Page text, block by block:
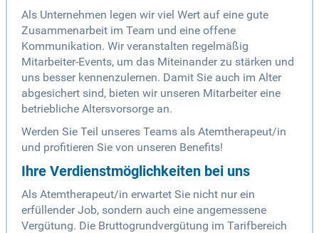
Als Unternehmen legen wir viel Wert auf eine gute
Zusammenarbeit im Team und eine offene
Kommunikation. Wir veranstalten regelmäßig
Mitarbeiter-Events, um das Miteinander zu stärken und
uns besser kennenzulernen. Damit Sie auch im Alter
abgesichert sind, bieten wir unseren Mitarbeiter eine
betriebliche Altersvorsorge an.
Werden Sie Teil unseres Teams als Atemtherapeut/in
und profitieren Sie von unseren Benefits!
Ihre Verdienstmöglichkeiten bei uns
Als Atemtherapeut/in erwartet Sie nicht nur ein
erfüllender Job, sondern auch eine angemessene
Vergütung. Die Bruttogrundvergütung im Tarifbereich